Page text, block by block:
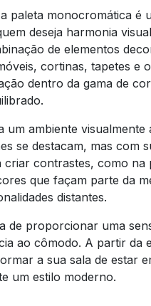
paleta monocromática é
deseja harmonia
de elementos
cortinas, tapetes e
dentro da gama de
um ambiente visualmente
se destacam, mas com
criar contrastes, como na
que façam parte da
distantes.
de proporcionar uma
ao cômodo. A partir da
a sua sala de estar
um estilo moderno.